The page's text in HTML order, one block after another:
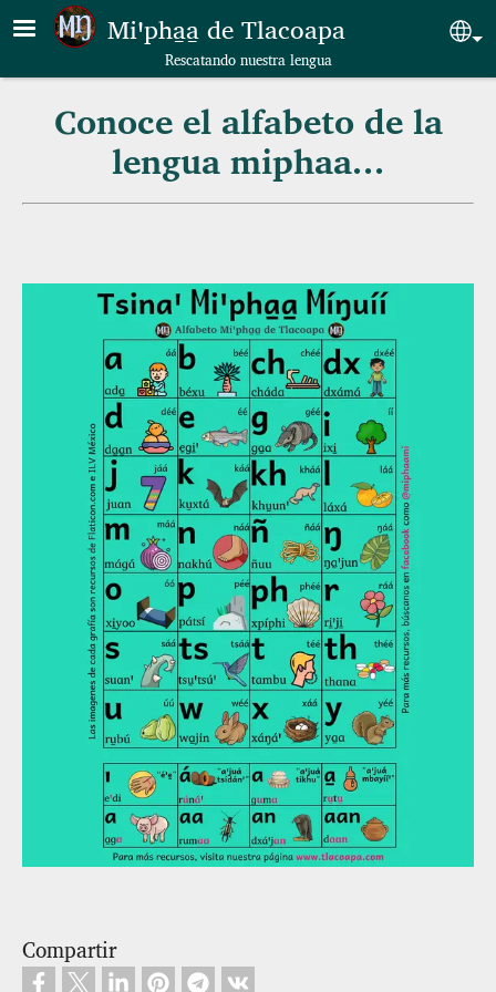
Skip to main contentMiꞌpha̱a̱ de Tlacoapa
Rescatando nuestra lengua
Conoce el alfabeto de la
lengua miphaa...
Compartir